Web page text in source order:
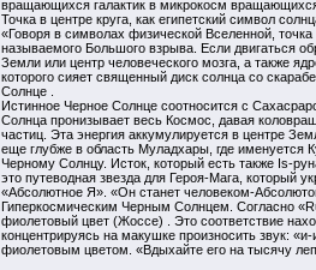
вращающихся галактик в микрокосм
Точка в центре круга, как египетский символ
«Говоря в символах физической Вселенной,
называемого Большого взрыва. Если двигаться
Земли или центр человеческого мозга, а также
которого сияет священный диск солнца со
Солнце .
Истинное Черное Солнце соотносится с
Солнца пронизывает весь Космос, давая
частиц. Эта энергия аккумулируется в центре
еще глубже в область Муладхары, где именуется
Черному Солнцу. Исток, который есть также Is-
это путеводная звезда для Героя-Мага, который
«Абсолютное Я». «Он станет человеком-
Гиперкосмическим Черным Солнцем. Согласно
фиолетовый цвет (Жоссе) . Это соответствие
концентрируясь на макушке произносить звук:
фиолетовым цветом. «Вдыхайте его на тысячу